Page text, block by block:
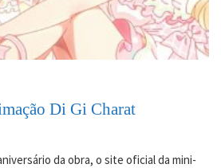
Di Gi Charat
da obra, o site oficial da mini-